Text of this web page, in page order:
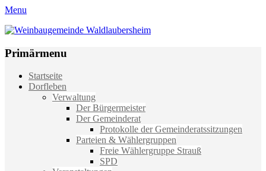
Menu
Weinbaugemeinde Waldlaubersheim
Primärmenu
Weiter
zum
Startseite
Dorfleben
Verwaltung
Der Bürgermeister
Der Gemeinderat
Protokolle der Gemeinderatssitzungen
Parteien & Wählergruppen
Freie Wählergruppe Strauß
SPD